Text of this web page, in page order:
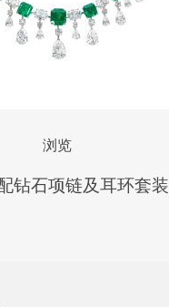
浏览
钻石项链及耳环套装